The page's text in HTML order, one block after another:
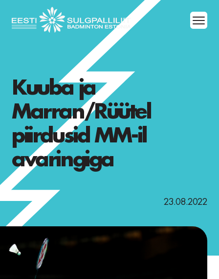
Kuuba ja
Marran/Rüütel
piirdusid MM-il
avaringiga
23.08.2022